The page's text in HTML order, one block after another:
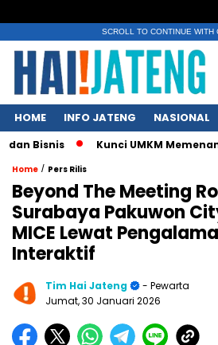
SCROLL TO CONTINUE WITH
HOME INFO JATENG NASIONAL
Kunci UMKM Memenangkan
Home / Pers Rilis
Beyond The Meeting
Surabaya Pakuwon
MICE Lewat
Interaktif
Tim Hai Jateng
- Pewarta
Jumat, 30 Januari 2026